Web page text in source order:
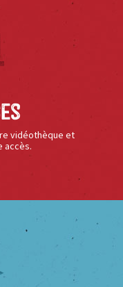
vidéothèque et
accès.